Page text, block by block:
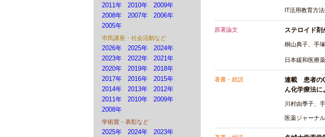
2011年
2010年
2009年
2008年
2007年
2006年
2005年
市民講座・社会活動など
2026年 2025年
2024年
2023年
2022年
2021年
2020年
2019年
2018年
2017年
2016年
2015年
2014年
2013年
2012年
2011年
2010年
2009年
2008年
学術賞・表彰など
2025年 2024年
2023年
IT活用教育方
原著論文 ステロイド剤
桐山典子、手
日本緩和医療
著書・総説
連載 患者の
ん化学療法に
川村由季子、
医薬ジャーナ